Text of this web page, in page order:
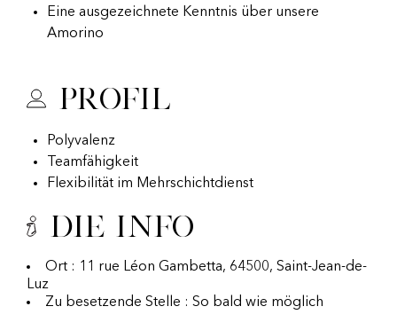
Eine ausgezeichnete Kenntnis über unsere
Amorino
Profil
Polyvalenz
Teamfähigkeit
Flexibilität im Mehrschichtdienst
Die Info
Ort : 11 rue Léon Gambetta, 64500, Saint-Jean-de-
Luz
Zu besetzende Stelle : So bald wie möglich